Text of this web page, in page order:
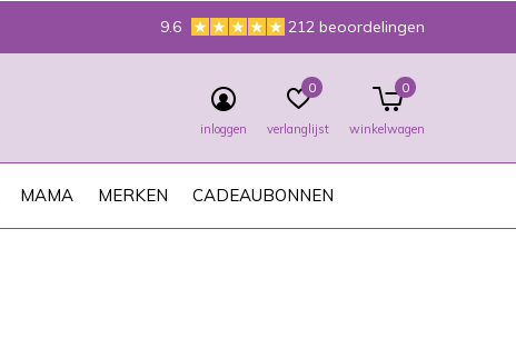
MAMA MERKEN CADEAUBONNEN
inloggen verlanglijst
0
winkelwagen
0
9.6 212 beoordelingen